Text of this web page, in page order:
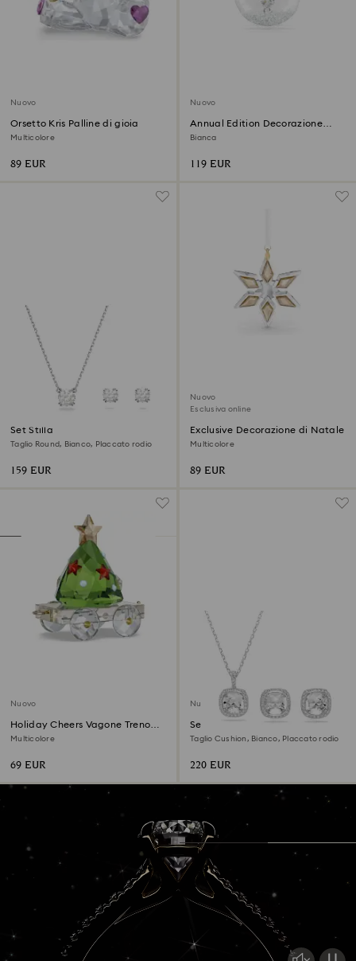
Nuovo
Orsetto Kris Palline di gioia
Multicolore
89 EUR
Nuovo
Annual Edition Decorazione
Pallina 2026
Bianca
119 EUR
Set Stilla
Taglio Round, Bianco, Placcato rodio
159 EUR
Nuovo
Esclusiva online
Exclusive Decorazione di Natale
Multicolore
89 EUR
Nuovo
Holiday Cheers Vagone Treno
Edizione Annuale 2026
Multicolore
69 EUR
Nuovo
Set Una Angelic
Taglio Cushion, Bianco, Placcato rodio
220 EUR